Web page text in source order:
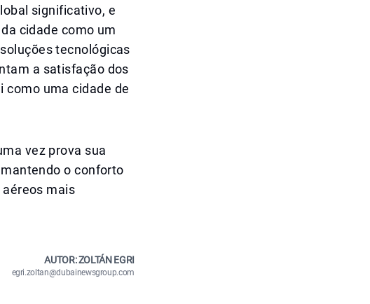
significativo, e
cidade como um
tecnológicas
a satisfação dos
como uma cidade de
vez prova sua
o conforto
mais
AUTOR: ZOLTÁN EGRI
egri.zoltan@dubainewsgroup.com